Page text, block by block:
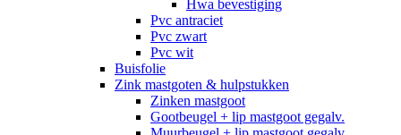
Hwa bevestiging
Pvc antraciet
Pvc zwart
Pvc wit
Buisfolie
Zink mastgoten & hulpstukken
Zinken mastgoot
Gootbeugel + lip mastgoot gegalv.